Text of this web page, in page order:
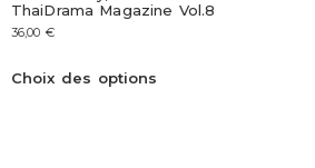
ThaiDrama Magazine Vol.8
36,00 €
Choix des options